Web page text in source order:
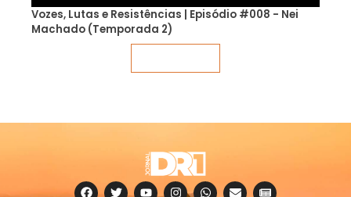
Vozes, Lutas e Resistências | Episódio #008 - Nei
Machado (Temporada 2)